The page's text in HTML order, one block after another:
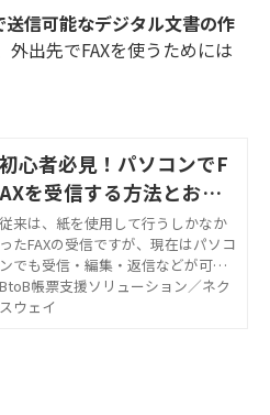
信可能なデジタル文書の作
外出先でFAXを使うためには
初心者必見！パソコンでF
AXを受信する方法とおす
すめサービスを紹介
従来は、紙を使用して行うしかなか
ったFAXの受信ですが、現在はパソコ
ンでも受信・編集・返信などが可能
です。こちらでは、パソコンでFAXを
受信する代表的な方法をご紹介しま
BtoB帳票支援ソリューション／ネク
スウェイ